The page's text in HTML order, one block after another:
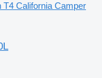
T4 California Camper